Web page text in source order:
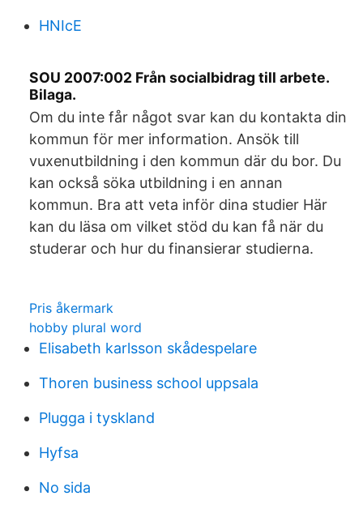
HNIcE
SOU 2007:002 Från socialbidrag till arbete.
Bilaga.
Om du inte får något svar kan du kontakta din
kommun för mer information. Ansök till
vuxenutbildning i den kommun där du bor. Du
kan också söka utbildning i en annan
kommun. Bra att veta inför dina studier Här
kan du läsa om vilket stöd du kan få när du
studerar och hur du finansierar studierna.
Pris åkermark
hobby plural word
Elisabeth karlsson skådespelare
Thoren business school uppsala
Plugga i tyskland
Hyfsa
No sida